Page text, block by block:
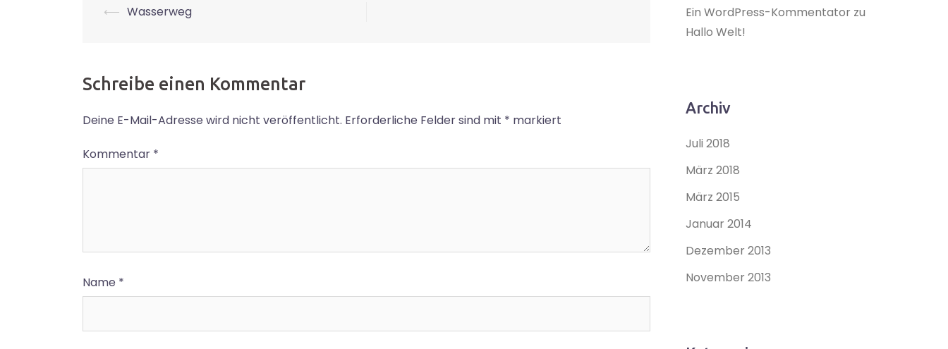
Beitrags-
⟵ Wasserweg
Schreibe einen Kommentar
Deine E-Mail-Adresse wird nicht veröffentlicht. Erforderliche Felder sind mit * markiert
Kommentar *
Name *
Ein WordPress-Kommentator zu
Hallo Welt!
Archiv
Juli 2018
März 2018
März 2015
Januar 2014
Dezember 2013
November 2013